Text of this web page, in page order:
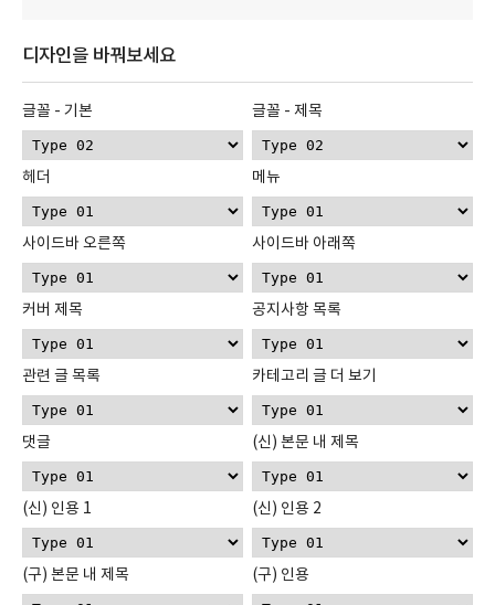
디자인을 바꿔보세요
글꼴 - 기본 글꼴 - 제목
헤더 메뉴
사이드바 오른쪽 사이드바 아래쪽
커버 제목 공지사항 목록
관련 글 목록 카테고리 글 더 보기
댓글 (신) 본문 내 제목
(신) 인용 1 (신) 인용 2
(구) 본문 내 제목 (구) 인용